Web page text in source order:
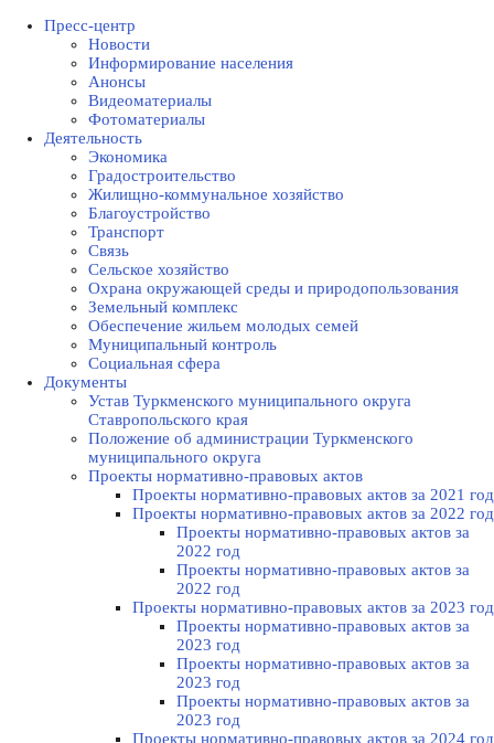
Пресс-центр
Новости
Информирование населения
Анонсы
Видеоматериалы
Фотоматериалы
Деятельность
Экономика
Градостроительство
Жилищно-коммунальное хозяйство
Благоустройство
Транспорт
Связь
Сельское хозяйство
Охрана окружающей среды и природопользования
Земельный комплекс
Обеспечение жильем молодых семей
Муниципальный контроль
Социальная сфера
Документы
Устав Туркменского муниципального округа
Ставропольского края
Положение об администрации Туркменского
муниципального округа
Проекты нормативно-правовых актов
Проекты нормативно-правовых актов за 2021 год
Проекты нормативно-правовых актов за 2022 год
Проекты нормативно-правовых актов за
2022 год
Проекты нормативно-правовых актов за
2022 год
Проекты нормативно-правовых актов за 2023 год
Проекты нормативно-правовых актов за
2023 год
Проекты нормативно-правовых актов за
2023 год
Проекты нормативно-правовых актов за
2023 год
Проекты нормативно-правовых актов за 2024 год